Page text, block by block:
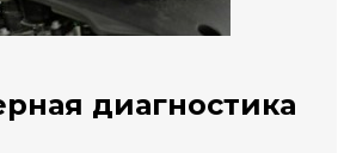
диагностика